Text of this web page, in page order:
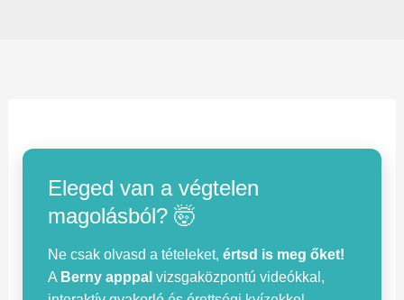
Eleged van a végtelen
magolásból? 🤯
Ne csak olvasd a tételeket,értsd is meg őket!
A Berny apppal vizsgaközpontú videókkal,